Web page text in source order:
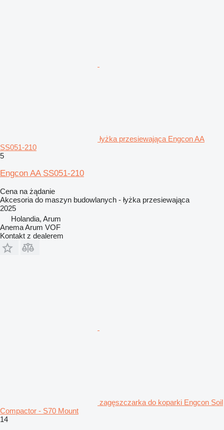
łyżka przesiewająca Engcon AA
SS051-210
5
Engcon AA SS051-210
Cena na żądanie
Akcesoria do maszyn budowlanych - łyżka przesiewająca
2025
Holandia, Arum
Anema Arum VOF
Kontakt z dealerem
zagęszczarka do koparki Engcon Soil
Compactor - S70 Mount
14